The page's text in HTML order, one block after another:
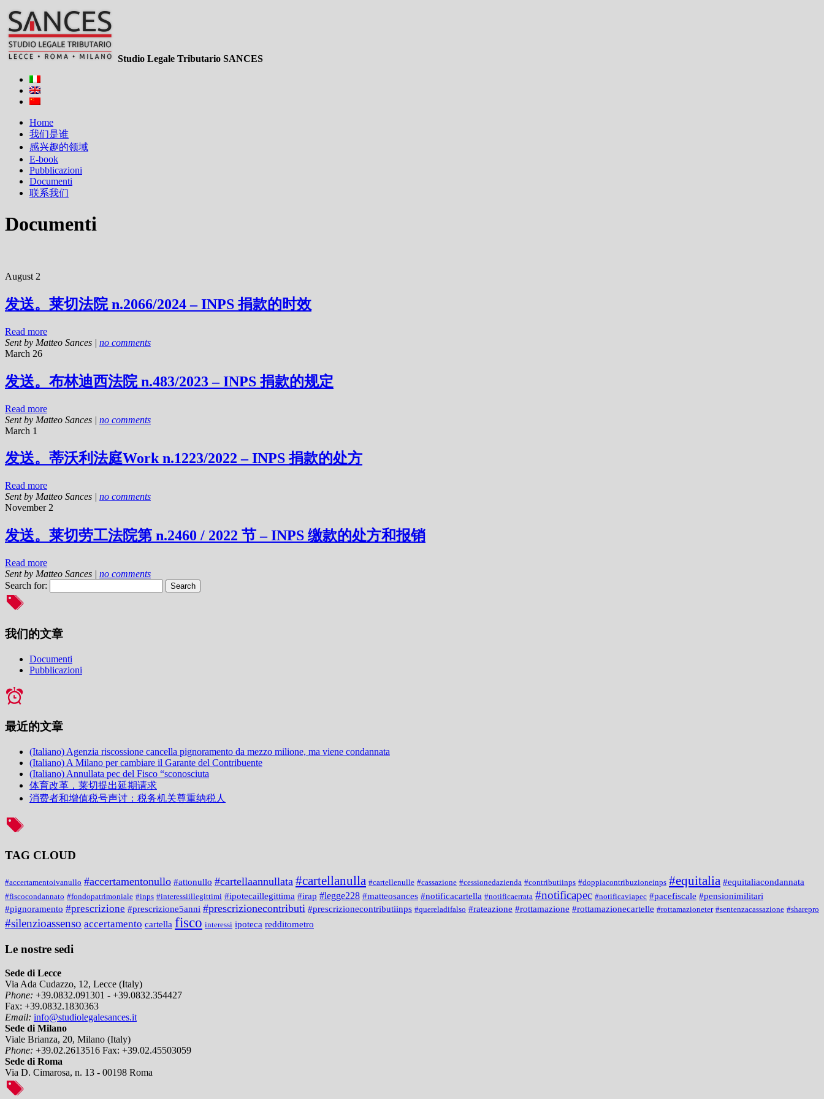
Studio Legale Tributario SANCES
Home
我们是谁
感兴趣的领域
E-book
Pubblicazioni
Documenti
联系我们
Documenti
August 2
发送。莱切法院 n.2066/2024 – INPS 捐款的时效
Read more
Sent by Matteo Sances | no comments
March 26
发送。布林迪西法院 n.483/2023 – INPS 捐款的规定
Read more
Sent by Matteo Sances | no comments
March 1
发送。蒂沃利法庭Work n.1223/2022 – INPS 捐款的处方
Read more
Sent by Matteo Sances | no comments
November 2
发送。莱切劳工法院第 n.2460 / 2022 节 – INPS 缴款的处方和报销
Read more
Sent by Matteo Sances | no comments
Search for:
我们的文章
Documenti
Pubblicazioni
最近的文章
(Italiano) Agenzia riscossione cancella pignoramento da mezzo milione, ma viene condannata
(Italiano) A Milano per cambiare il Garante del Contribuente
(Italiano) Annullata pec del Fisco “sconosciuta
体育改革，莱切提出延期请求
消费者和增值税号声讨：税务机关尊重纳税人
TAG CLOUD
#accertamentoivanullo #accertamentonullo #attonullo #cartellaannullata #cartellanulla #cartellenulle #cassazione #cessionedazienda #contributiinps #doppiacontribuzioneinps #equitalia #equitaliacondannata
#fiscocondannato #fondopatrimoniale #inps #interessiillegittimi #ipotecaillegittima #irap #legge228 #matteosances #notificacartella #notificaerrata #notificapec #notificaviapec #pacefiscale #pensionimilitari
#pignoramento #prescrizione #prescrizione5anni #prescrizionecontributi #prescrizionecontributiinps #quereladifalso #rateazione #rottamazione #rottamazionecartelle #rottamazioneter #sentenzacassazione #sharepro
#silenzioassenso accertamento cartella fisco interessi ipoteca redditometro
Le nostre sedi
Sede di Lecce
Via Ada Cudazzo, 12, Lecce (Italy)
Phone: +39.0832.091301 - +39.0832.354427
Fax: +39.0832.1830363
Email: info@studiolegalesances.it
Sede di Milano
Viale Brianza, 20, Milano (Italy)
Phone: +39.02.2613516 Fax: +39.02.45503059
Sede di Roma
Via D. Cimarosa, n. 13 - 00198 Roma